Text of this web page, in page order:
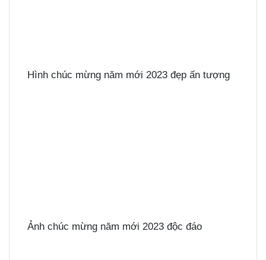
Hình chúc mừng năm mới 2023 đẹp ấn tượng
Ảnh chúc mừng năm mới 2023 độc đáo